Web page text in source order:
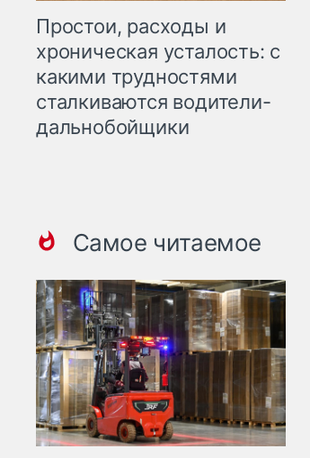
Простои, расходы и
хроническая усталость: с
какими трудностями
сталкиваются водители-
дальнобойщики
Самое читаемое